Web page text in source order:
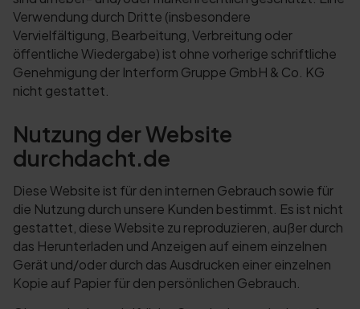
Verwendung durch Dritte (insbesondere
Vervielfältigung, Bearbeitung, Verbreitung oder
öffentliche Wiedergabe) ist ohne vorherige schriftliche
Genehmigung der Interform Gruppe GmbH & Co. KG
nicht gestattet.
Nutzung der Website
durchdacht.de
Diese Website ist für den internen Gebrauch sowie für
die Nutzung durch unsere Kunden bestimmt. Es ist nicht
gestattet, diese Website zu reproduzieren, außer durch
das Herunterladen und Anzeigen auf einem einzelnen
Gerät und/oder durch das Ausdrucken einer einzelnen
Kopie auf Papier für den persönlichen Gebrauch.